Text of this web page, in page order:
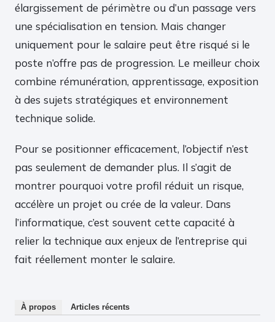
élargissement de périmètre ou d’un passage vers
une spécialisation en tension. Mais changer
uniquement pour le salaire peut être risqué si le
poste n’offre pas de progression. Le meilleur choix
combine rémunération, apprentissage, exposition
à des sujets stratégiques et environnement
technique solide.
Pour se positionner efficacement, l’objectif n’est
pas seulement de demander plus. Il s’agit de
montrer pourquoi votre profil réduit un risque,
accélère un projet ou crée de la valeur. Dans
l’informatique, c’est souvent cette capacité à
relier la technique aux enjeux de l’entreprise qui
fait réellement monter le salaire.
À propos Articles récents